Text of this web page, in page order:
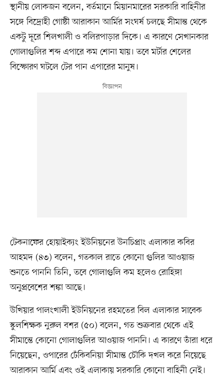
স্থানীয় লোকজন বলেন, বর্তমানে মিয়ানমারের সরকারি বাহিনীর
সঙ্গে বিদ্রোহী গোষ্ঠী আরাকান আর্মির সংঘর্ষ চলছে সীমান্ত থেকে
একটু দূরে শিলখালী ও বলিরপাড়ার দিকে। এ কারণে সেখানকার
গোলাগুলির শব্দ এপারে কম শোনা যায়। তবে মর্টার শেলের
বিস্ফোরণ ঘটলে টের পান এপারের মানুষ।
টেকনাফের হোয়াইক্যং ইউনিয়নের উনচিপ্রাং এলাকার কবির
আহমদ (৪৩) বলেন, গতকাল রাতে কোনো গুলির আওয়াজ
শুনতে পাননি তিনি, তবে গোলাগুলি কম হলেও রোহিঙ্গা
অনুপ্রবেশের শঙ্কা আছে।
উখিয়ার পালংখালী ইউনিয়নের রহমতের বিল এলাকার সাবেক
স্কুলশিক্ষক নুরুল বশর (৫০) বলেন, গত শুক্রবার থেকে এই
সীমান্তে কোনো গোলাগুলির আওয়াজ পাননি। এ কারণে তাঁরা ধরে
নিয়েছেন, ওপারের ঢেঁকিবনিয়া সীমান্ত চৌকি দখল করে নিয়েছে
আরাকান আর্মি এবং ওই এলাকায় সরকারি কোনো বাহিনী নেই।